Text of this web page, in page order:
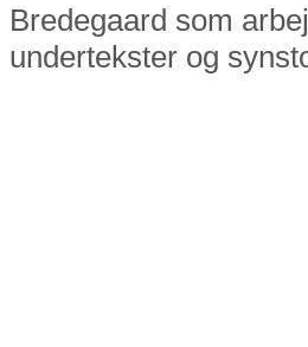
Bredegaard som
undertekster og